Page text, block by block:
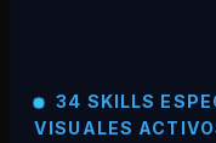
34 SKILLS
VISUALES